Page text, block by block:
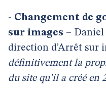
- Changement de
sur images –
direction d’Arrêt sur
définitivement la
du site qu’il a créé en